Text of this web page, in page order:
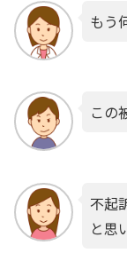
もう
この
不起
と思